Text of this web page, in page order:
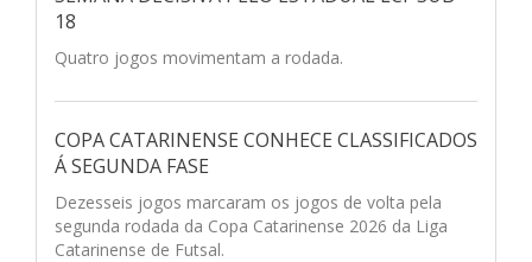
18
Quatro jogos movimentam a rodada.
COPA CATARINENSE CONHECE CLASSIFICADOS
Á SEGUNDA FASE
Dezesseis jogos marcaram os jogos de volta pela
segunda rodada da Copa Catarinense 2026 da Liga
Catarinense de Futsal.